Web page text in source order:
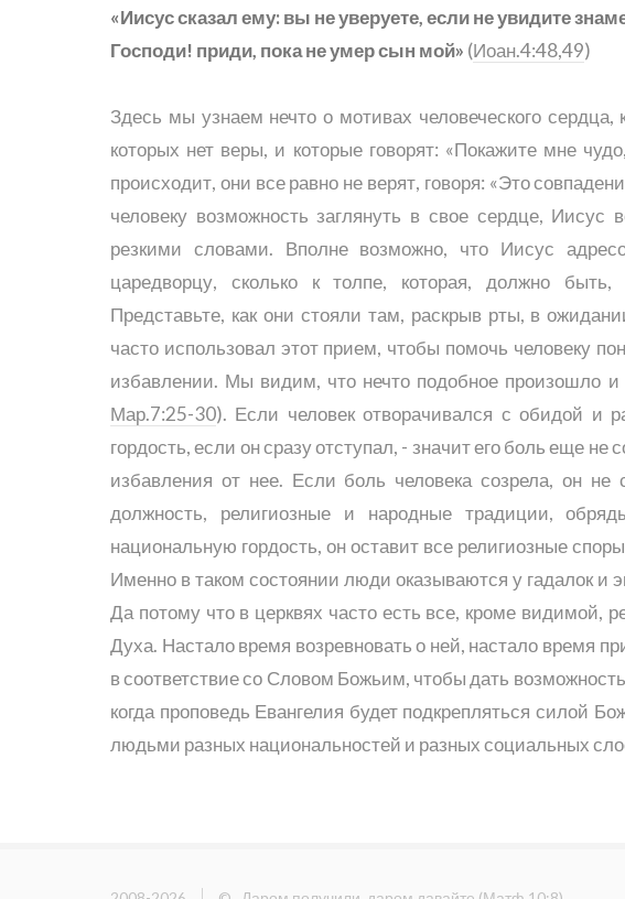
«Иисус сказал ему: вы не уверуете, если не увидите
Господи! приди, пока не умер сын мой» (Иоан.4:48,49)
Здесь мы узнаем нечто о мотивах человеческого
которых нет веры, и которые говорят: «Покажите мне
происходит, они все равно не верят, говоря: «Это
человеку возможность заглянуть в свое сердце, Иисус
резкими словами. Вполне возможно, что Иисус
царедворцу, сколько к толпе, которая, должно быть,
Представьте, как они стояли там, раскрыв рты, в
часто использовал этот прием, чтобы помочь человеку
избавлении. Мы видим, что нечто подобное произошло
Мар.7:25-30). Если человек отворачивался с обидой и
гордость, если он сразу отступал, - значит его боль еще не
избавления от нее. Если боль человека созрела, он
должность, религиозные и народные традиции,
национальную гордость, он оставит все религиозные
Именно в таком состоянии люди оказываются у гадалок и
Да потому что в церквях часто есть все, кроме видимой,
Духа. Настало время возревновать о ней, настало время
в соответствие со Словом Божьим, чтобы дать
когда проповедь Евангелия будет подкрепляться силой
людьми разных национальностей и разных социальных